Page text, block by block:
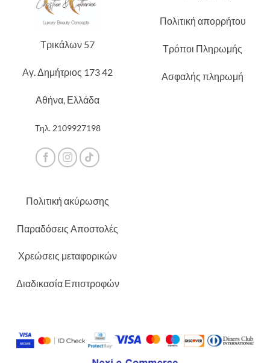
Τρικάλων 57
Αγ. Δημήτριος 173 42
Αθήνα, Ελλάδα
Τηλ. 2109927198
Πολιτική απορρήτου
Τρόποι Πληρωμής
Ασφαλής πληρωμή
Πολιτική ακύρωσης
Παραδόσεις Αποστολές
Χρεώσεις μεταφορικών
Διαδικασία Επιστροφών